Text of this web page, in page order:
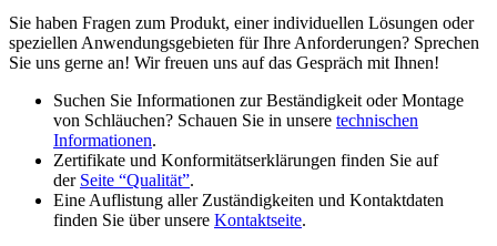
Sie haben Fragen zum Produkt, einer individuellen Lösungen oder
speziellen Anwendungsgebieten für Ihre Anforderungen? Sprechen
Sie uns gerne an! Wir freuen uns auf das Gespräch mit Ihnen!
Suchen Sie Informationen zur Beständigkeit oder Montage
von Schläuchen? Schauen Sie in unsere technischen
Informationen.
Zertifikate und Konformitätserklärungen finden Sie auf
der Seite “Qualität”.
Eine Auflistung aller Zuständigkeiten und Kontaktdaten
finden Sie über unsere Kontaktseite.